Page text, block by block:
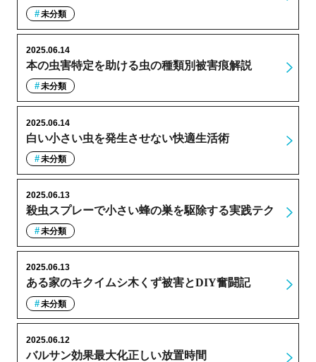
未分類
本の虫害特定を助ける虫の種類別被害痕解説
2025.06.14
未分類
白い小さい虫を発生させない快適生活術
2025.06.14
未分類
殺虫スプレーで小さい蜂の巣を駆除する実践テク
2025.06.13
未分類
ある家のキクイムシ木くず被害とDIY奮闘記
2025.06.13
未分類
バルサン効果最大化正しい放置時間
2025.06.12